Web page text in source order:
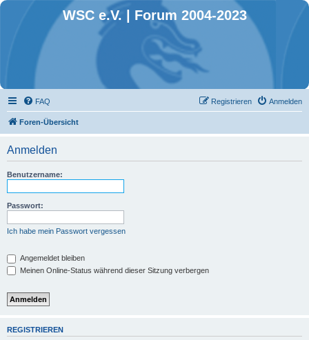
WSC e.V. | Forum 2004-2023
FAQ Anmelden
Registrieren
Foren-Übersicht
Anmelden
Benutzername:
Passwort:
Ich habe mein Passwort vergessen
Angemeldet bleiben
Meinen Online-Status während dieser Sitzung verbergen
REGISTRIEREN